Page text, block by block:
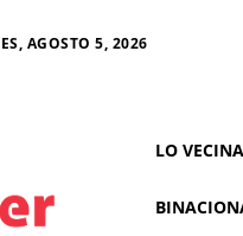
AGOSTO 5, 2026
LO